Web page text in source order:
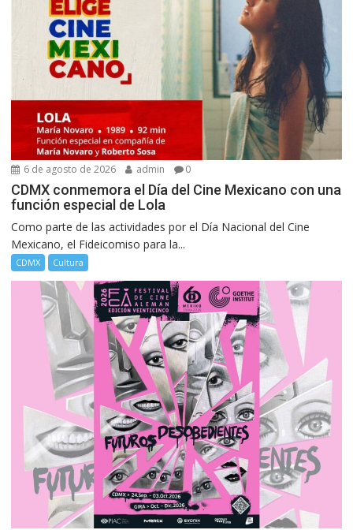
6 de agosto de 2026 admin 0
CDMX conmemora el Día del Cine Mexicano con una
función especial de Lola
Como parte de las actividades por el Día Nacional del Cine
Mexicano, el Fideicomiso para la...
CDMX Cultura